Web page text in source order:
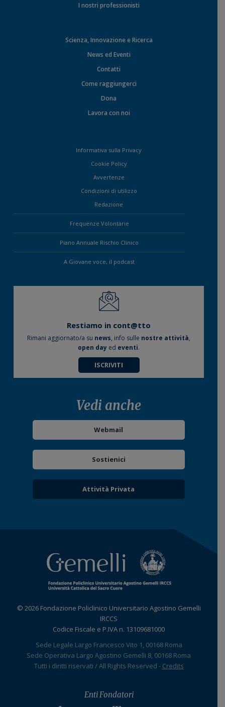
I nostri professionisti
Scienza, Innovazione e Ricerca
News ed Eventi
Contatti
Come raggiungerci
Dona
Lavora con noi
Informativa sulla Privacy
Cookie Policy
Avvertenze
Condizioni di utilizzo
Redazione
Frequenze Volontarie
Piano Annuale Rischio Clinico
A Giovane voce, il podcast
Restiamo in cont@tto
Rimani aggiornato/a su news, info sulle nostre attività,
open day ed eventi.
ISCRIVITI
Vedi anche
Webmail
Sostienici
Attività Privata
© 2026 Fondazione Policlinico Universitario Agostino Gemelli
IRCCS
Codice Fiscale e P.IVA n. 13109681000
Sede Legale Largo Francesco Vito 1, 00168 Roma
Sede Operativa Largo Agostino Gemelli 8, 00168 Roma
Tutti i diritti riservati / All Rights Reserved - Credits
Enti Fondatori